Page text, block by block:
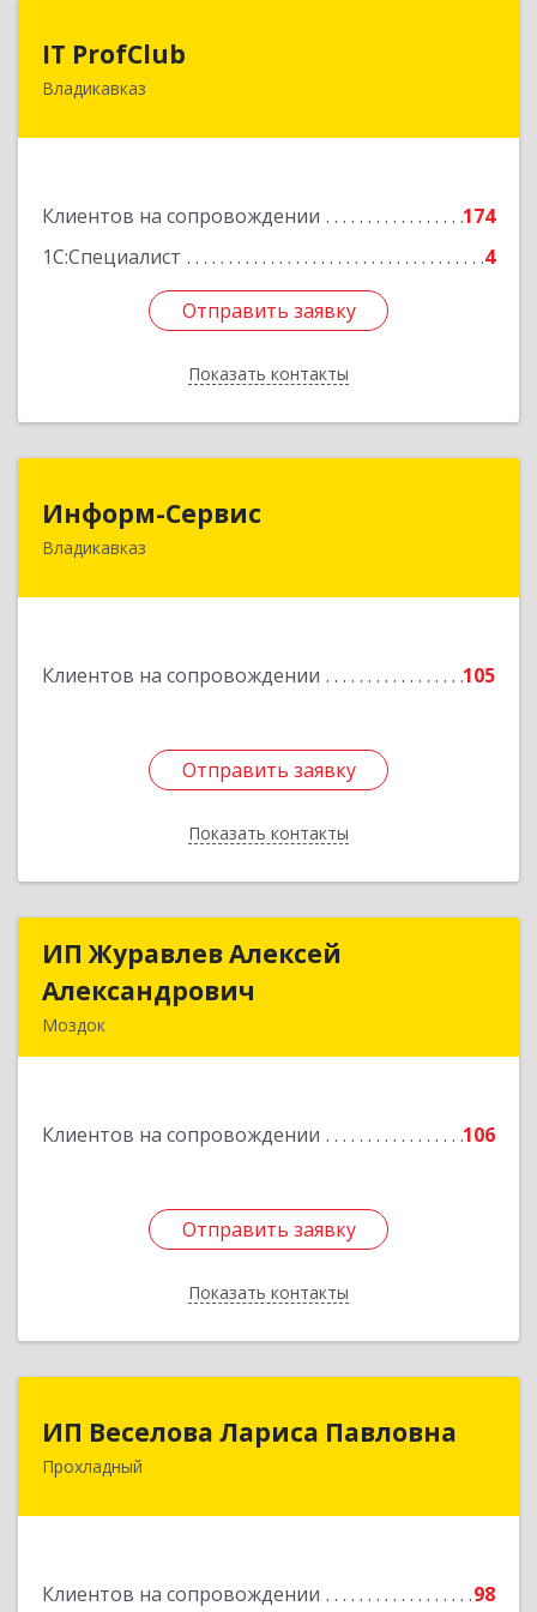
IT ProfClub
Владикавказ
Клиентов на сопровождении
174
1С:Специалист
4
Отправить заявку
Показать контакты
362045, Северная Осетия - Алания Респ,
Подробнее
Отправить заявку
Назад
Информ-Сервис
Владикавказ
Клиентов на сопровождении 105
Отправить заявку
Показать контакты
362020, Северная Осетия - Алания Респ,
Отправить заявку
Назад
ИП Журавлев Алексей
Александрович
Моздок
Клиентов на сопровождении 106
Отправить заявку
Показать контакты
ИП Журавлев Алексей
Подробнее
Отправить заявку
Назад
ИП Веселова Лариса Павловна
Прохладный
Клиентов на сопровождении 98